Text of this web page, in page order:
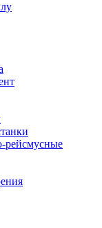
рейсмусные